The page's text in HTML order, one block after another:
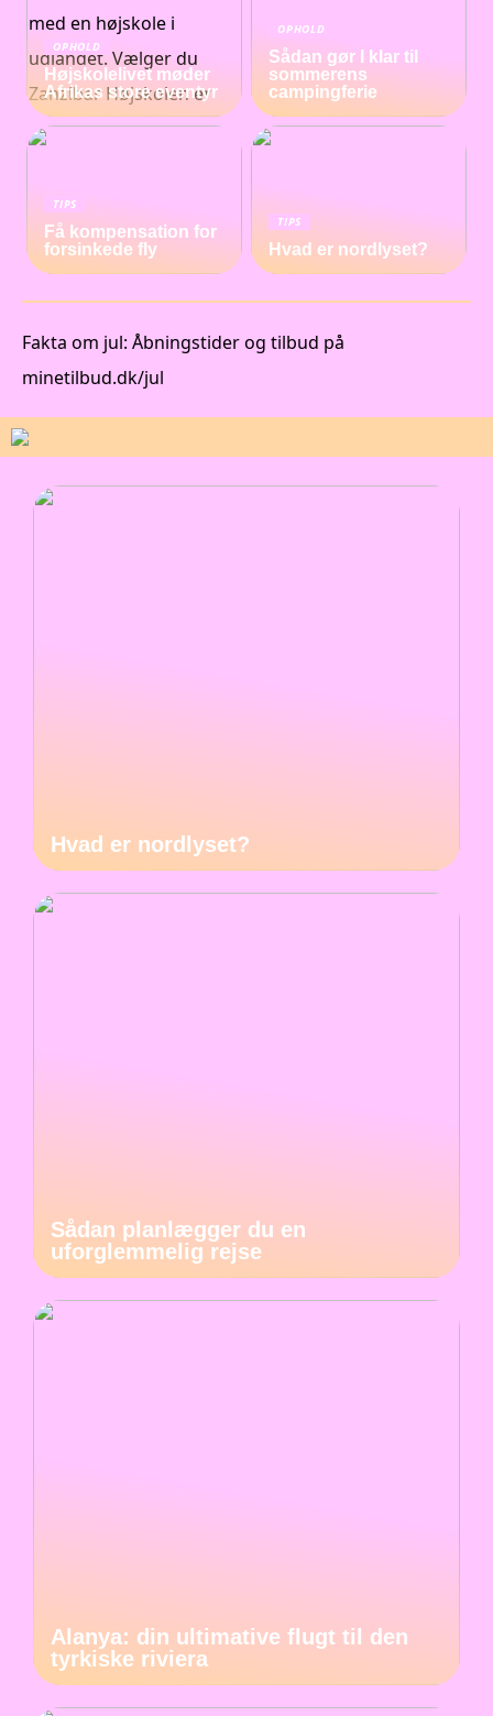
OPHOLD
Højskolelivet møder
Afrikas store eventyr
OPHOLD
Sådan gør I klar til
sommerens
campingferie
TIPS
Få kompensation for
forsinkede fly
TIPS
Hvad er nordlyset?
Fakta om jul: Åbningstider og tilbud på
minetilbud.dk/jul
Hvad er nordlyset?
Sådan planlægger du en
uforglemmelig rejse
Alanya: din ultimative flugt til den
tyrkiske riviera